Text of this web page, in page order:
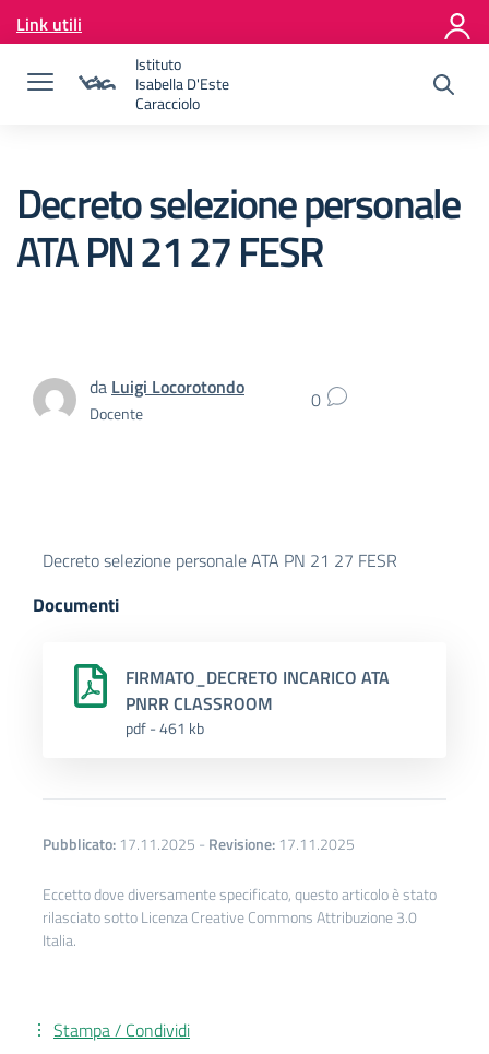
Vai ai contenuti
Vai al menu di navigazione
Link utili
Istituto
Isabella D'Este
Caracciolo
Decreto selezione personale
ATA PN 21 27 FESR
da Luigi Locorotondo
Docente 0
Decreto selezione personale ATA PN 21 27 FESR
Documenti
FIRMATO_DECRETO INCARICO ATA
PNRR CLASSROOM
pdf - 461 kb
Pubblicato: 17.11.2025 - Revisione: 17.11.2025
Eccetto dove diversamente specificato, questo articolo è stato
rilasciato sotto Licenza Creative Commons Attribuzione 3.0
Italia.
Stampa / Condividi